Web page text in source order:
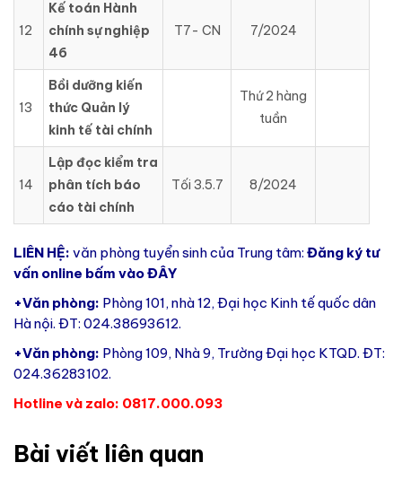
12
Kế toán Hành
chính sự nghiệp
46
T7- CN 7/2024
13
Bồi dưỡng kiến
thức Quản lý
kinh tế tài chính
Thứ 2 hàng
tuần
14
Lập đọc kiểm tra
phân tích báo
cáo tài chính
Tối 3.5.7 8/2024
LIÊN HỆ: văn phòng tuyển sinh của Trung tâm: Đăng ký tư
vấn online bấm vàoĐÂY
+Văn phòng: Phòng 101, nhà 12, Đại học Kinh tế quốc dân
Hà nội. ĐT: 024.38693612.
+Văn phòng: Phòng 109, Nhà 9, Trường Đại học KTQD. ĐT:
024.36283102.
Hotline và zalo: 0817.000.093
Bài viết liên quan